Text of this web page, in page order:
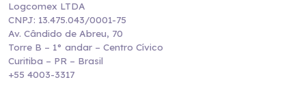
Logcomex LTDA
CNPJ: 13.475.043/0001-75
Av. Cândido de Abreu, 70
Torre B – 1° andar – Centro Cívico
Curitiba – PR – Brasil
+55 4003-3317